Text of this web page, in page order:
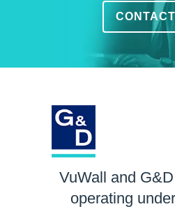
VuWall and
operating